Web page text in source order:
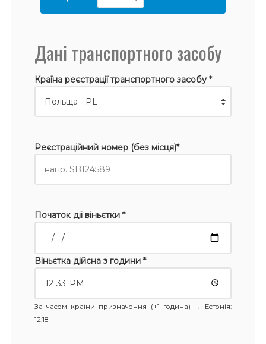
Дані транспортного засобу
Країна реєстрації транспортного засобу *
Реєстраційний номер (без місця)*
Початок дії віньєтки *
Віньєтка дійсна з години *
За часом країни призначення (+1 година) → Естонія:
12:18